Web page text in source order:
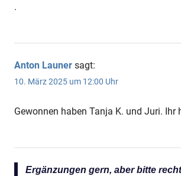
.
Anton Launer sagt:
10. März 2025 um 12:00 Uhr
Gewonnen haben Tanja K. und Juri. Ihr
Ergänzungen gern, aber bitte